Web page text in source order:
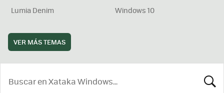
Lumia Denim
Windows 10
VER MÁS TEMAS